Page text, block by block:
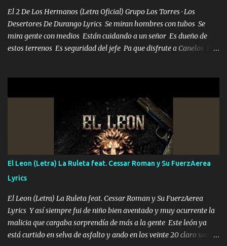
El 2 De Los Hermanos (Letra Oficial) Grupo Los Torres · Los
Desertores De Durango Lyrics Se miran hombres con tubos Se
mira gente con medios Están cuidando a un señor Es dueño de
estos terrenos Es seguridad del jefe Pa que disfrute a Canelos Es
ni tampoco las mujeres porque es platica de grandes por eso hay
que estar alegres doy las instrucciones para atender los deberes
Música Si es que salta algún problema de confianza tengo gente
ahí está el Hombre Cuarenta y también Pariente 7 arreglan
cualquier problema no más es cuestión que ordené NOS HACE
FALTA UN HERMANO DE CLAVE ERA EL 24 SIEMPRE FUE UN
HOMBRE VALIENTE POR ALGO M'URIÓ PELEAND0 SIEMPRE
VIO POR LA FAMILIA PARA QUE SIGA EL LEGADO Es el DOS de
los HERMANOS un cerebro inteligente y com...
El Leon (Letra) La Ruleta feat. Cessar Roman y Su FuerzAerea
Lyrics
El Leon (Letra) La Ruleta feat. Cessar Roman y Su FuerzAerea
Lyrics Y así siempre fui de niño bien aventado y muy ocurrente la
malicia que cargaba sorprendía de más a la gente Este león ya
está curtido en selva de asfalto y ando en los veinte 20 claro son